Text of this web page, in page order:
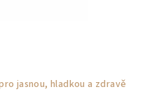
jasnou, hladkou a zdravě